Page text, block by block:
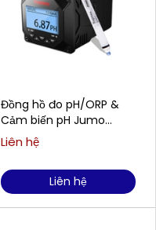
Đồng hồ đo pH/ORP &
Cảm biến pH Jumo
SUPMEA SUP-PH6.0 &
SUP-PH5022
Liên hệ
Liên hệ